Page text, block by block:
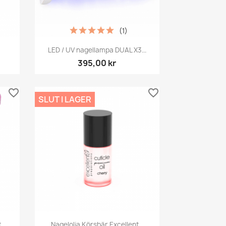
Snabbvy
LED / UV nagellampa DUAL X3...
395,00 kr
(1)
favorite_border
Snabbvy
SLUT I LAGER
favorite_border